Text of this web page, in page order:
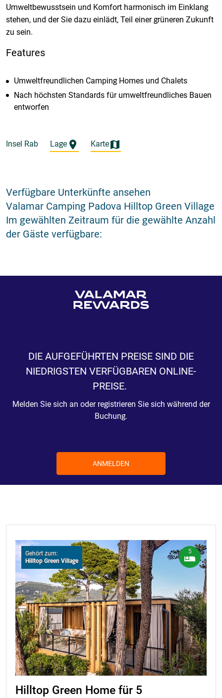
Umweltbewusstsein und Komfort harmonisch im Einklang
stehen, und der Sie dazu einlädt, Teil einer grüneren Zukunft
zu sein.
Features
Umweltfreundlichen Camping Homes und Chalets
Nach höchsten Standards für umweltfreundliches Bauen
entworfen
Insel Rab Lage Karte
Verfügbare Unterkünfte ansehen
Valamar Camping Padova Hilltop Green Village
Im gewählten Zeitraum für die gewählte Anzahl
der Gäste verfügbare:
DIE AUFGEFÜHRTEN PREISE SIND DIE
NIEDRIGSTEN VERFÜGBAREN ONLINE-
PREISE.
Melden Sie sich an oder registrieren Sie sich während der
Buchung.
ANMELDEN
Gehört zum:
Hilltop Green Village
5
Hilltop Green Home für 5